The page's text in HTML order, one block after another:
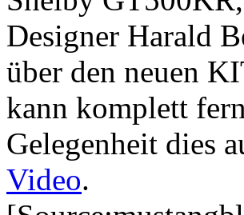
Designer Harald
über den neuen
kann komplett
Gelegenheit dies
Video.